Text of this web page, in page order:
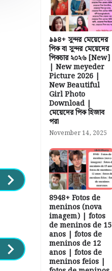
৯৯৪+ সুন্দর মেয়েদের
পিক বা সুন্দর মেয়েদের
পিকচার ২০২৬ [New]
| New meyeder
Picture 2026 |
New Beautiful
Girl Photo
Download |
মেয়েদের পিক হিজাব
পরা
November 14, 2025
8948+ Fotos de
meninos (nova
imagem) | fotos
de meninos de 15
anos | fotos de
meninos de 12
anos | fotos de
meninos feios |